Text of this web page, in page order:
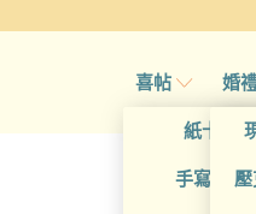
喜帖
紙卡喜帖
手寫風喜
婚